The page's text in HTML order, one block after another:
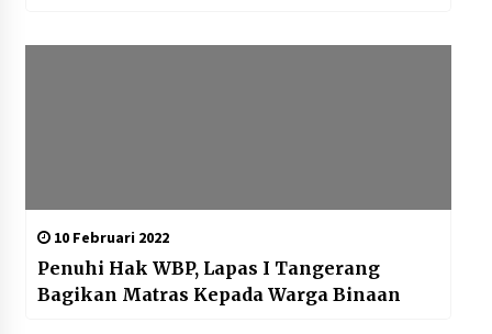
10 Februari 2022
Penuhi Hak WBP, Lapas I Tangerang
Bagikan Matras Kepada Warga Binaan